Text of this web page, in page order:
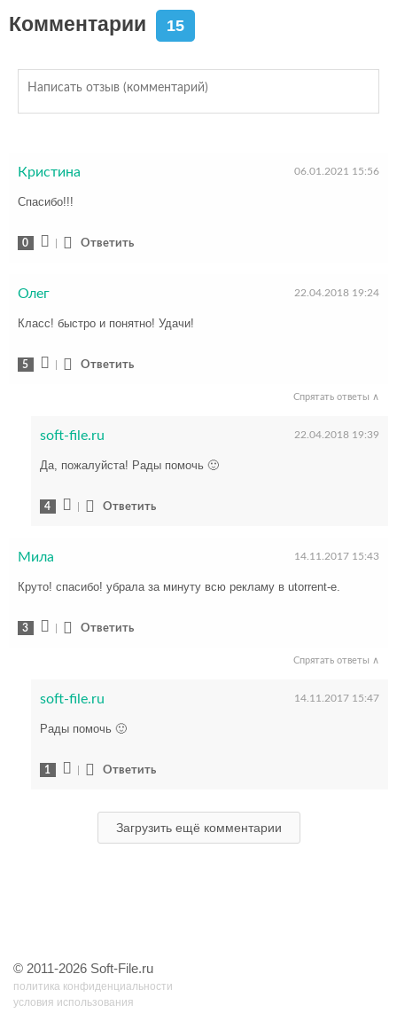
Комментарии 15
Кристина 06.01.2021 15:56
Спасибо!!!
0 Ответить
Олег 22.04.2018 19:24
Класс! быстро и понятно! Удачи!
5 Ответить
Спрятать ответы ∧
soft-file.ru 22.04.2018 19:39
Да, пожалуйста! Рады помочь 🙂
4 Ответить
Мила 14.11.2017 15:43
Круто! спасибо! убрала за минуту всю рекламу в utorrent-е.
3 Ответить
Спрятать ответы ∧
soft-file.ru 14.11.2017 15:47
Рады помочь 🙂
1 Ответить
Загрузить ещё комментарии
© 2011-2026 Soft-File.ru
политика конфиденциальности
условия использования